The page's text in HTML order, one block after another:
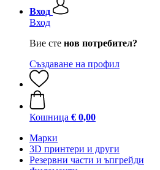
Вход
Вход
Вие сте нов потребител?
Създаване на профил
Кошница € 0,00
Mарки
3D принтери и други
Резервни части и ъпгрейди